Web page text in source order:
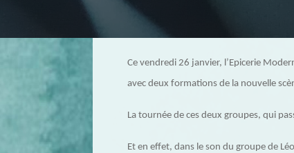
Ce vendredi 26 janvier, l’Epicerie
avec deux formations de la nouvelle
La tournée de ces deux groupes, qui
Et en effet, dans le son du groupe de